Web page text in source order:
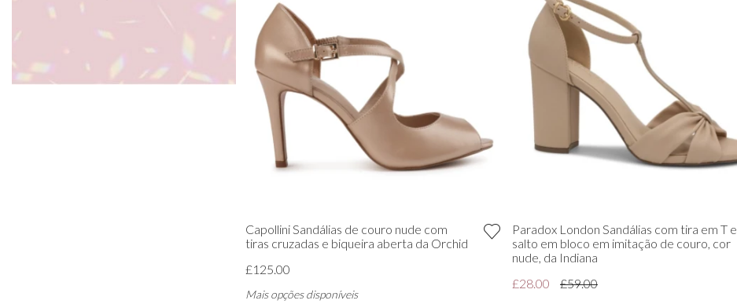
Capollini Sandálias de couro nude com
tiras cruzadas e biqueira aberta da Orchid
£125.00
Mais opções disponíveis
Paradox London Sandálias com tira em T e
salto em bloco em imitação de couro, cor
nude, da Indiana
£28.00
£59.00